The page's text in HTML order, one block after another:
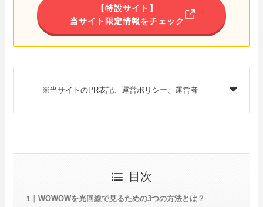
【特設サイト】
当サイト限定情報をチェック
※当サイトのPR表記、運営ポリシー、運営者
目次
WOWOWを光回線で見るための3つの方法とは？